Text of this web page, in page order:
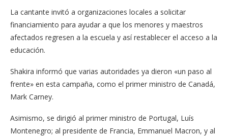
La cantante invitó a organizaciones locales a solicitar
financiamiento para ayudar a que los menores y maestros
afectados regresen a la escuela y así restablecer el acceso a la
educación.
Shakira informó que varias autoridades ya dieron «un paso al
frente» en esta campaña, como el primer ministro de Canadá,
Mark Carney.
Asimismo, se dirigió al primer ministro de Portugal, Luís
Montenegro; al presidente de Francia, Emmanuel Macron, y al